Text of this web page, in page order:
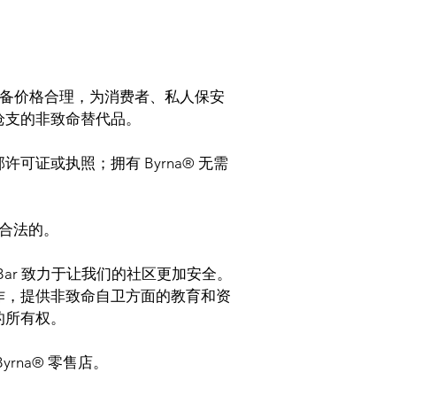
价格合理，为消费者、私人保安
的非致命替代品。
许可证或执照；拥有 Byrna® 无需
法的。
致力于让我们的社区更加安全。
提供非致命自卫方面的教育和资
有权。
零售店。